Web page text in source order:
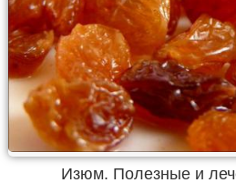
Изюм. Полезные и